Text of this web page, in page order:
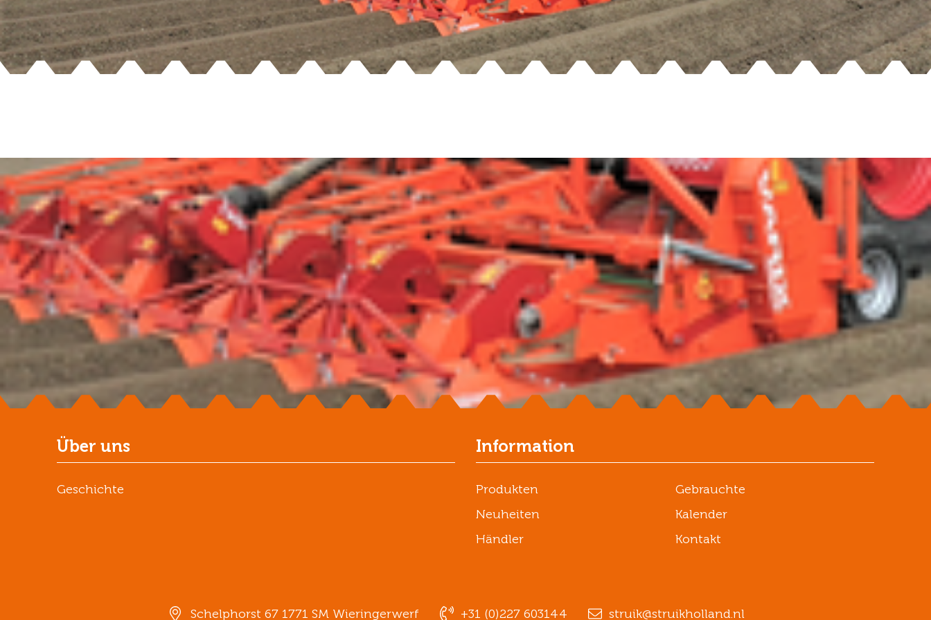
Über uns
Geschichte
Information
Produkten
Gebrauchte
Neuheiten
Kalender
Händler
Kontakt
Schelphorst 67 1771 SM Wieringerwerf +31 (0)227 603144 struik@struikholland.nl